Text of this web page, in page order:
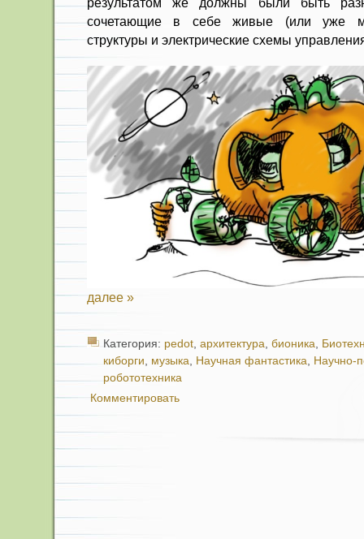
сочетающие в себе живые (или уже
структуры и электрические схемы
далее »
Категория: pedot, архитектура, бионика,
киборги, музыка, Научная фантастика, Научно-
робототехника
Комментировать